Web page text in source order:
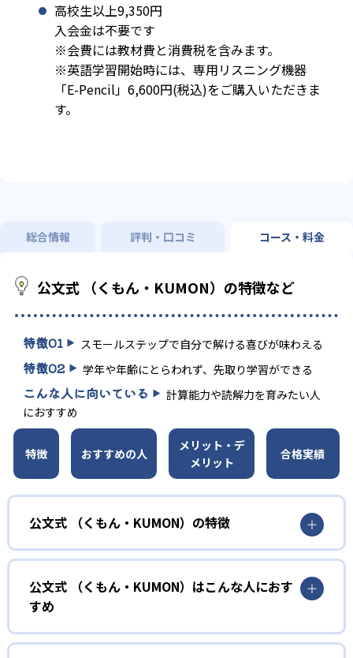
高校生以上9,350円
入会金は不要です
※会費には教材費と消費税を含みます。
※英語学習開始時には、専用リスニング機器
「E-Pencil」6,600円(税込)をご購入いただきま
す。
総合情報 評判・口コミ コース・料金
公文式 （くもん・KUMON）の特徴など
特徴01 スモールステップで自分で解ける喜びが味わえる
特徴02 学年や年齢にとらわれず、先取り学習ができる
こんな人に向いている
計算能力や読解力を育みたい人
におすすめ
特徴 おすすめの人
メリット・デ
メリット
合格実績
公文式 （くもん・KUMON）の特徴
01
無学年式の学力別学習
KUMONでは、年齢や学年にとらわれずに、一人ひとりの学
力に応じたレベルから学習を始めている。
確実に100点が取れるレベルから少しずつ難易度を上げてい
公文式 （くもん・KUMON）はこんな人におす
すめ
幼児